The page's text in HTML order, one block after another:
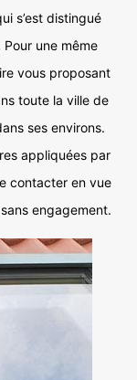
s’est distingué
une même
vous proposant
toute la ville de
ses environs.
appliquées par
contacter en vue
engagement.